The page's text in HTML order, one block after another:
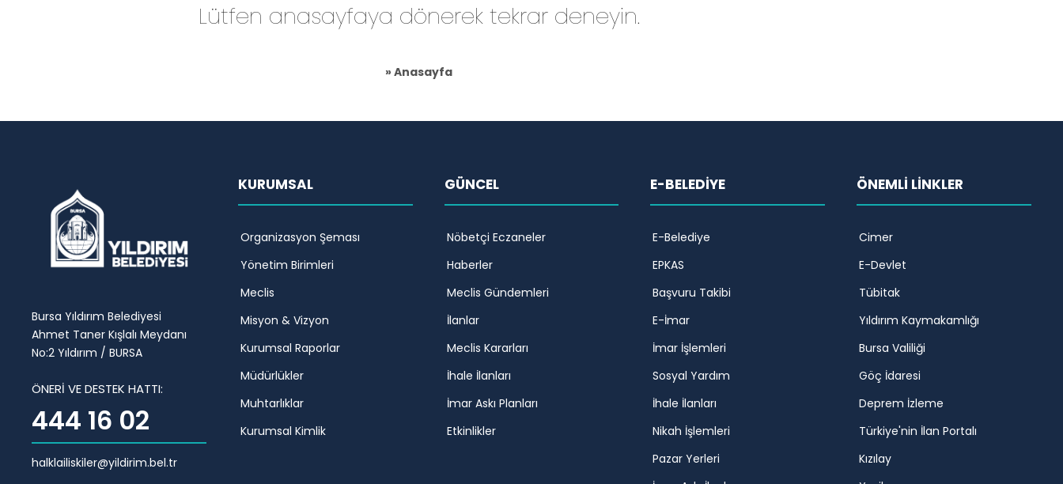
Lütfen anasayfaya dönerek tekrar deneyin.
» Anasayfa
Bursa Yıldırım Belediyesi
Ahmet Taner Kışlalı Meydanı
No:2 Yıldırım / BURSA
ÖNERİ VE DESTEK HATTI:
444 16 02
halklailiskiler@yildirim.bel.tr
KURUMSAL
Organizasyon Şeması
Yönetim Birimleri
Meclis
Misyon & Vizyon
Kurumsal Raporlar
Müdürlükler
Muhtarlıklar
Kurumsal Kimlik
GÜNCEL
Nöbetçi Eczaneler
Haberler
Meclis Gündemleri
İlanlar
Meclis Kararları
İhale İlanları
İmar Askı Planları
Etkinlikler
E-BELEDİYE
E-Belediye
EPKAS
Başvuru Takibi
E-İmar
İmar İşlemleri
Sosyal Yardım
İhale İlanları
Nikah İşlemleri
Pazar Yerleri
ÖNEMLİ LİNKLER
Cimer
E-Devlet
Tübitak
Yıldırım Kaymakamlığı
Bursa Valiliği
Göç İdaresi
Deprem İzleme
Türkiye'nin İlan Portalı
Kızılay